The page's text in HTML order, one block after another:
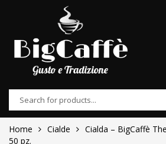
Home Cialde
Cialda – BigCaffè
50 pz.